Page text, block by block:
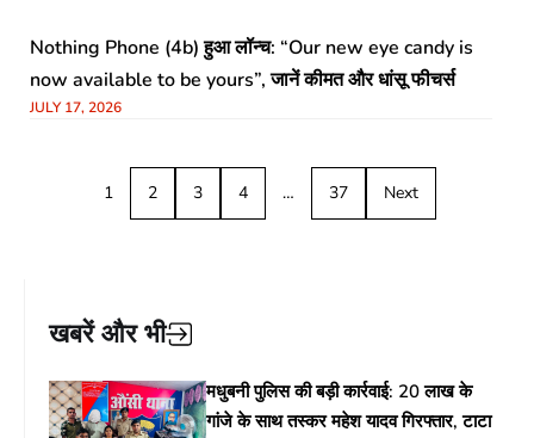
Nothing Phone (4b) हुआ लॉन्च: “Our new eye candy is
now available to be yours”, जानें कीमत और धांसू फीचर्स
JULY 17, 2026
1 2 3 4 … 37 Next
खबरें और भी
मधुबनी पुलिस की बड़ी कार्रवाई: 20 लाख के
गांजे के साथ तस्कर महेश यादव गिरफ्तार, टाटा